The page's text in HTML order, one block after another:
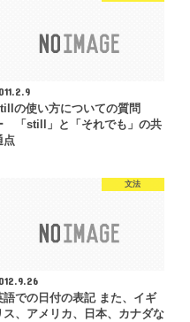
の使い方についての質問
「still」と「それでも」の共
点
文法
語での日付の表記 また、イギ
ス、アメリカ、日本、カナダな